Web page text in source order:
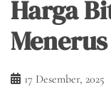
Harga
Menerus
17 Desember, 2025